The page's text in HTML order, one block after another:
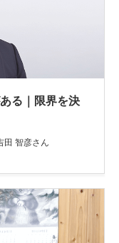
る｜限界を決
田 智彦さん